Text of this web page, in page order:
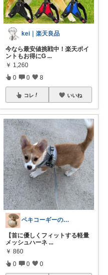
kei｜楽天良品
今なら最安値挑戦中！楽天ポイ
ントもお得にG ...
￥ 1,260
0 0 8
コレ いいね
ペキコーギーのほたて
【首に優しくフィットする軽量
メッシュハーネ ...
￥ 860
0 0 0